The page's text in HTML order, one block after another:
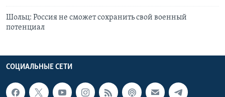
Шольц: Россия не сможет сохранить свой военный
потенциал
СОЦИАЛЬНЫЕ СЕТИ